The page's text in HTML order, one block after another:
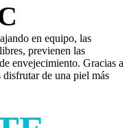
en equipo, las
previenen las
envejecimiento. Gracias a
disfrutar de una piel más